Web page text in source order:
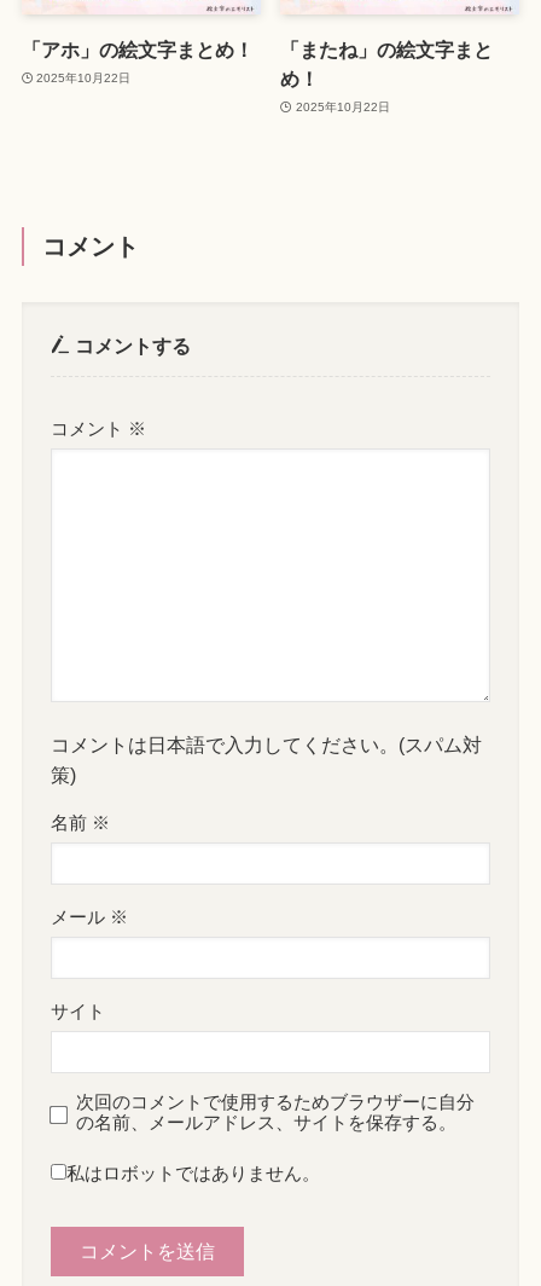
「アホ」の絵文字まとめ！
2025年10月22日
「またね」の絵文字まと
め！
2025年10月22日
コメント
コメントする
コメント ※
コメントは日本語で入力してください。(スパム対
策)
名前 ※
メール ※
サイト
次回のコメントで使用するためブラウザーに自分
の名前、メールアドレス、サイトを保存する。
私はロボットではありません。